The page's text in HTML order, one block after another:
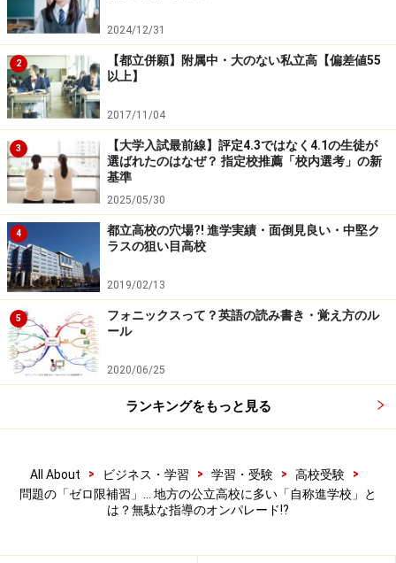
うことにもつながりかねません。
自称進学校では「指定校枠」をあえて使わ
ない
国公立大学では総合型・学校推薦型選抜で入学する生徒
が12.6～29.9％となっていますが、私立大学では58.2％
にも上ります。また、学部によっては8割以上が推薦で
入学してくる私立大学もあります。
しかし自称進学校では、とにかく「一般選抜」で合格す
ることが至上命令となっているのです。そのため、推薦
の指定校枠が極端に少ないか、あってもあえて使わない
ことが定番です。
総合型・学校推薦型選抜と一般選抜では、どちらが優秀
な受験生が集まりやすいかは一概にはいえません。しか
力が高い受験生は、総合型・学校推薦型選抜で合格して
も入学後に好成績を維持する子が多いとされています。
それでも難関大や理系の大学・学部ほど、総合型・学校
2024/12/31
2
【都立併願】附属中・大のない私立高【偏差値55
以上】
2017/11/04
3
【大学入試最前線】評定4.3ではなく4.1の生徒が
選ばれたのはなぜ？ 指定校推薦「校内選考」の新
基準
2025/05/30
4
都立高校の穴場?! 進学実績・面倒見良い・中堅ク
ラスの狙い目高校
2019/02/13
5
フォニックスって？英語の読み書き・覚え方のル
ール
2020/06/25
ランキングをもっと見る
All About > ビジネス・学習 > 学習・受験 > 高校受験
>
問題の「ゼロ限補習」… 地方の公立高校に多い「自称進学校」と
は？無駄な指導のオンパレード!?